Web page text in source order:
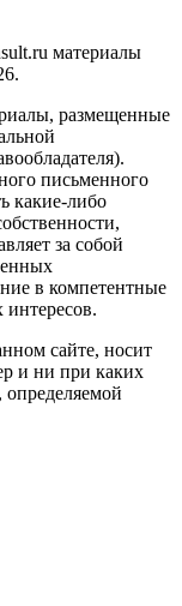
материалы
размещенные
письменного
какие-либо
за собой
в компетентные
сайте, носит
и ни при каких
определяемой